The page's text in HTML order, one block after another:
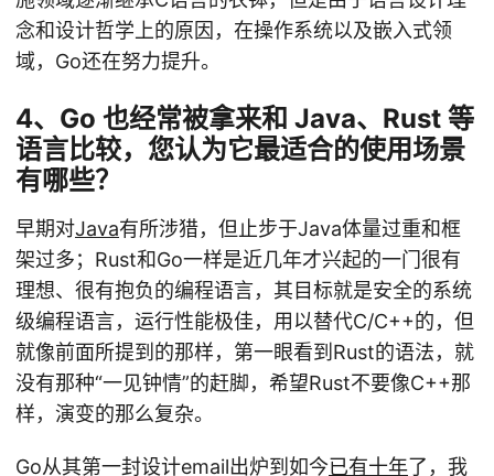
念和设计哲学上的原因，在操作系统以及嵌入式领
域，Go还在努力提升。
4、Go 也经常被拿来和 Java、Rust 等
语言比较，您认为它最适合的使用场景
有哪些？
早期对Java有所涉猎，但止步于Java体量过重和框
架过多；Rust和Go一样是近几年才兴起的一门很有
理想、很有抱负的编程语言，其目标就是安全的系统
级编程语言，运行性能极佳，用以替代C/C++的，但
就像前面所提到的那样，第一眼看到Rust的语法，就
没有那种“一见钟情”的赶脚，希望Rust不要像C++那
样，演变的那么复杂。
Go从其第一封设计email出炉到如今已有十年了，我